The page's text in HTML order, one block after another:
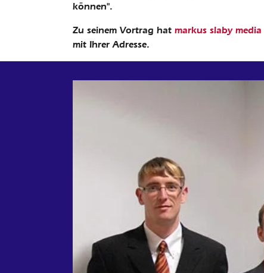
können".
Zu seinem Vortrag hat markus slaby media
mit Ihrer Adresse.